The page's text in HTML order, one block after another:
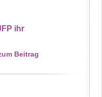
ihr
Beitrag